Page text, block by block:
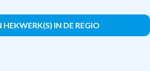
IN DE REGIO